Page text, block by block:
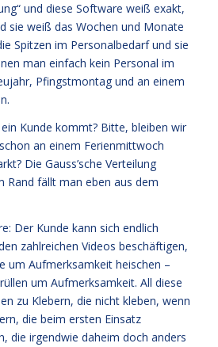
und diese Software weiß exakt,
sie weiß das Wochen und Monate
Spitzen im Personalbedarf und sie
man einfach kein Personal im
Pfingstmontag und an einem
Kunde kommt? Bitte, bleiben wir
an einem Ferienmittwoch
Die Gauss’sche Verteilung
Rand fällt man eben aus dem
Der Kunde kann sich endlich
zahlreichen Videos beschäftigen,
um Aufmerksamkeit heischen –
um Aufmerksamkeit. All diese
zu Klebern, die nicht kleben, wenn
die beim ersten Einsatz
die irgendwie daheim doch anders